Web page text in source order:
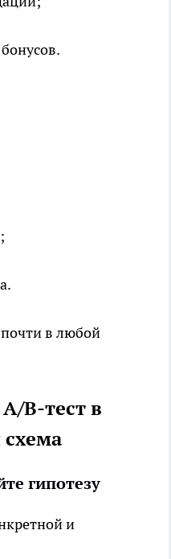
в любой
B-тест в
гипотезу
и